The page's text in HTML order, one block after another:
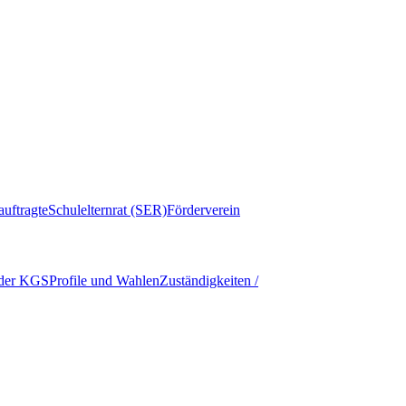
Schulelternrat (SER)Förderverein
KGSProfile und WahlenZuständigkeiten /